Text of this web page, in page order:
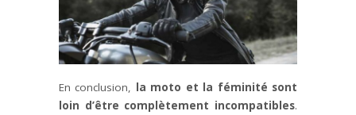
En conclusion, la moto et la féminité sont
loin d’être complètement incompatibles.